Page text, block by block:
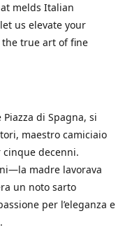
melds Italian
us elevate your
true art of fine
di Spagna, si
maestro camiciaio
decenni.
madre lavorava
un noto sarto
per l’eleganza e